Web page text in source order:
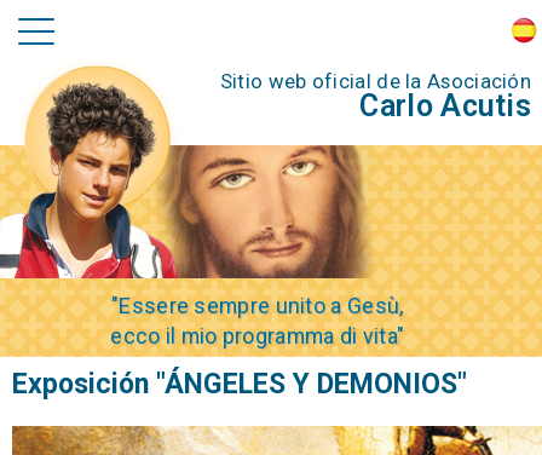
Sitio web oficial de la Asociación
Carlo Acutis
"Essere sempre unito a Gesù,
ecco il mio programma di vita"
Exposición "ÁNGELES Y DEMONIOS"